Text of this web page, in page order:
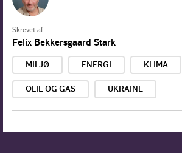
Skrevet af:
Felix Bekkersgaard Stark
MILJØ ENERGI KLIMA
OLIE OG GAS UKRAINE